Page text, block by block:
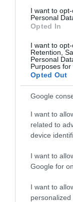
I want to
Personal
Opted In
I want to
Retention,
Personal
Purposes for
Opted Out
Google
I want to
related to
device
I want to
Google for
I want to
personalized
án
néven
HAMU ÉS